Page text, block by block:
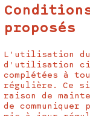
proposés
L'utilisation du
d'utilisation ci-
complétées à
régulière. Ce
raison de
de